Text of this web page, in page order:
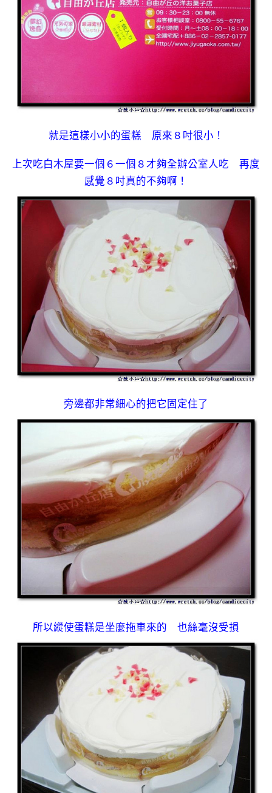
就是這樣小小的蛋糕 原來８吋很小！
上次吃白木屋要一個６一個８才夠全辦公室人吃 再度
感覺８吋真的不夠啊！
旁邊都非常細心的把它固定住了
所以縱使蛋糕是坐麼拖車來的 也絲毫沒受損